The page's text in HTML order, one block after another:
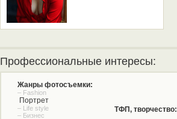
Профессиональные интересы:
Жанры фотосъемки:
– Fashion
Портрет
– Life style
– Бизнес
ТФП, творчество: